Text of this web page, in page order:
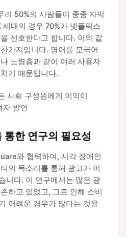
려 50%의 사람들이 종종 자막
대의 경우 70%가 넷플릭스
선호한다고 합니다. 이와 같
가지입니다. 영어를 모국어
노령층과 같이 여러 사용자
기 때문입니다.
사회 구성원에게 이익이
자 발언
통한 연구의 필요성
와 협력하여, 시각 장애인
의 목소리를 통해 광고가 어
니다. 이 연구에서는 많은 광
하고 있었고, 그로 인해 소비
어려운 경우가 많다는 것을